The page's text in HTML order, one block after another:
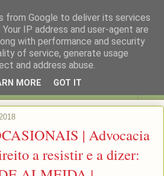
| Advocacia
a resistir e a dizer:
from Google to deliver its services
IP address and user-agent are
with performance and security
of service, generate usage
and address abuse.
MORE GOT IT